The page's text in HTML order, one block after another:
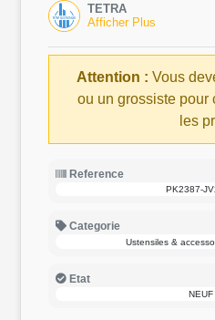
TETRA
Afficher Plus
Attention : Vous
ou un grossiste pour
les
Reference
PK2387-
Categorie
Ustensiles &
Etat
NEUF